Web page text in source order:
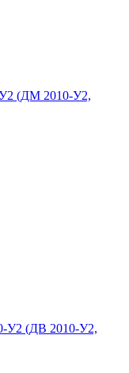
(ДМ 2010-У2,
У2 (ДВ 2010-У2,